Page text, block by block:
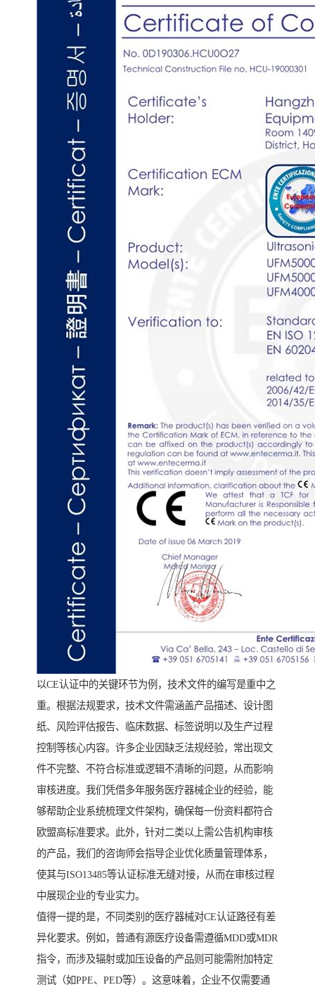
以CE认证中的关键环节为例，技术文件的编写是重中之
重。根据法规要求，技术文件需涵盖产品描述、设计图
纸、风险评估报告、临床数据、标签说明以及生产过程
控制等核心内容。许多企业因缺乏法规经验，常出现文
件不完整、不符合标准或逻辑不清晰的问题，从而影响
审核进度。我们凭借多年服务医疗器械企业的经验，能
够帮助企业系统梳理文件架构，确保每一份资料都符合
欧盟高标准要求。此外，针对二类以上需公告机构审核
的产品，我们的咨询师会指导企业优化质量管理体系，
使其与ISO13485等认证标准无缝对接，从而在审核过程
中展现企业的专业实力。
值得一提的是，不同类别的医疗器械对CE认证路径有差
异化要求。例如，普通有源医疗设备需遵循MDD或MDR
指令，而涉及辐射或加压设备的产品则可能需附加特定
测试（如PPE、PED等）。这意味着，企业不仅需要通